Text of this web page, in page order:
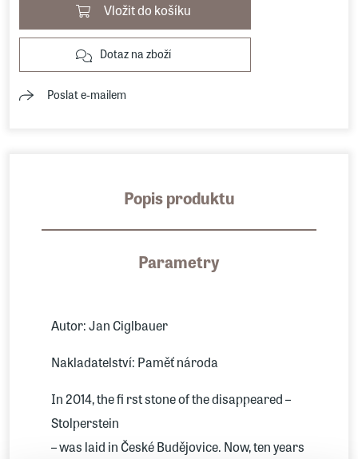
Vložit do košíku
Dotaz na zboží
Poslat e-mailem
Popis produktu
Parametry
Autor: Jan Ciglbauer
Nakladatelství: Paměť národa
In 2014, the fi rst stone of the disappeared –
Stolperstein
– was laid in České Budějovice. Now, ten years